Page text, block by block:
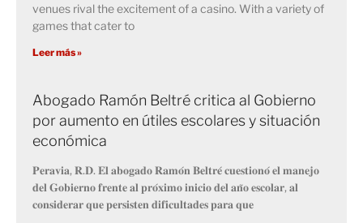
venues rival the excitement of a casino. With a variety of
games that cater to
Leer más »
Abogado Ramón Beltré critica al Gobierno
por aumento en útiles escolares y situación
económica
𝐏𝐞𝐫𝐚𝐯𝐢𝐚, 𝐑.𝐃. 𝐄𝐥 𝐚𝐛𝐨𝐠𝐚𝐝𝐨 𝐑𝐚𝐦𝐨́𝐧 𝐁𝐞𝐥𝐭𝐫𝐞́ 𝐜𝐮𝐞𝐬𝐭𝐢𝐨𝐧𝐨́ 𝐞𝐥 𝐦𝐚𝐧𝐞𝐣𝐨
𝐝𝐞𝐥 𝐆𝐨𝐛𝐢𝐞𝐫𝐧𝐨 𝐟𝐫𝐞𝐧𝐭𝐞 𝐚𝐥 𝐩𝐫𝐨́𝐱𝐢𝐦𝐨 𝐢𝐧𝐢𝐜𝐢𝐨 𝐝𝐞𝐥 𝐚𝐧̃𝐨 𝐞𝐬𝐜𝐨𝐥𝐚𝐫, 𝐚𝐥
𝐜𝐨𝐧𝐬𝐢𝐝𝐞𝐫𝐚𝐫 𝐪𝐮𝐞 𝐩𝐞𝐫𝐬𝐢𝐬𝐭𝐞𝐧 𝐝𝐢𝐟𝐢𝐜𝐮𝐥𝐭𝐚𝐝𝐞𝐬 𝐩𝐚𝐫𝐚 𝐪𝐮𝐞